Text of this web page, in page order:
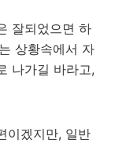
잘되었으면 하
상황속에서 자
나가길 바라고,
이겠지만, 일반